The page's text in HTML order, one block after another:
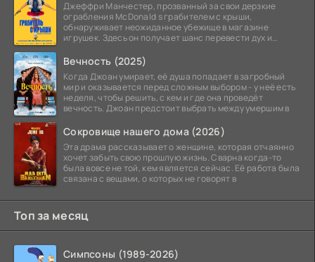
Джеффри Манчестер, прозванный за свои дерзкие
ограбления McDonald s грабителем с крыши,
обнаруживает неожиданное убежище в магазине
игрушек. Здесь он получает шанс перевести дух и
Вечность (2025)
Когда Джоан умирает, её душа попадает в загробный
мир и оказывается перед сложным выбором - у неё есть
неделя, чтобы решить, с кем и где она проведёт
вечность. Джоан предстоит выбрать между умершим в
Сокровище нашего дома (2026)
Эта драма рассказывает о женщине, которая отчаянно
хочет забыть свою прошлую жизнь. Сварна когда-то
была вовсе не той, кем является сейчас. Её работа была
связана с вещами, о которых не говорят в
Топ за месяц
Симпсоны (1989-2026)